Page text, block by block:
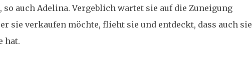
auch Adelina. Vergeblich wartet sie auf die Zuneigung
sie verkaufen möchte, flieht sie und entdeckt, dass auch sie
hat.